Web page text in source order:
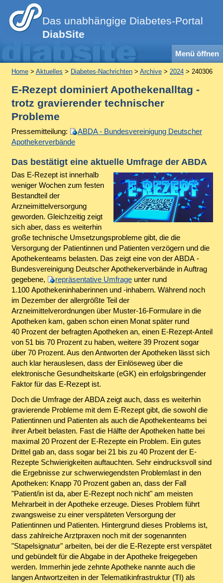
Das unabhängige Diabetes-Portal
DiabSite
Menü öffnen
Home> Aktuelles > Diabetes-Nachrichten> Archive> 2024> 240306
E-Rezept dominiert Apothekenalltag -
trotz gravierender technischer
Probleme
Pressemitteilung:
ABDA - Bundesvereinigung Deutscher
Apothekerverbände
Das bestätigt eine aktuelle Umfrage der ABDA
Das E-Rezept ist innerhalb
weniger Wochen zum festen
Bestandteil der
Arzneimittelversorgung
geworden. Gleichzeitig zeigt
sich aber, dass es weiterhin
große technische Umsetzungsprobleme gibt, die die
Versorgung der Patientinnen und Patienten verzögern und die
Apothekenteams belasten. Das zeigt eine von der ABDA -
Bundesvereinigung Deutscher Apothekerverbände in Auftrag
gegebene,
repräsentative Umfrageunter rund
1.100 Apothekeninhaberinnen und -inhabern. Während noch
im Dezember der allergrößte Teil der
Arzneimittelverordnungen über Muster-16-Formulare in die
Apotheken kam, gaben schon einen Monat später rund
40 Prozent der befragten Apotheken an, einen E-Rezept-Anteil
von 51 bis 70 Prozent zu haben, weitere 39 Prozent sogar
über 70 Prozent. Aus den Antworten der Apotheken lässt sich
auch klar herauslesen, dass der Einlöseweg über die
elektronische Gesundheitskarte (eGK) ein erfolgsbringender
Faktor für das E-Rezept ist.
Doch die Umfrage der ABDA zeigt auch, dass es weiterhin
gravierende Probleme mit dem E-Rezept gibt, die sowohl die
Patientinnen und Patienten als auch die Apothekenteams bei
ihrer Arbeit belasten. Fast die Hälfte der Apotheken hatte bei
maximal 20 Prozent der E-Rezepte ein Problem. Ein gutes
Drittel gab an, dass sogar bei 21 bis zu 40 Prozent der E-
Rezepte Schwierigkeiten auftauchten. Sehr eindrucksvoll sind
die Ergebnisse zur schwerwiegendsten Problemlast in den
Apotheken: Knapp 70 Prozent gaben an, dass der Fall
"Patient/in ist da, aber E-Rezept noch nicht" am meisten
Mehrarbeit in der Apotheke erzeuge. Dieses Problem führt
zwangsweise zu einer verspäteten Versorgung der
Patientinnen und Patienten. Hintergrund dieses Problems ist,
dass zahlreiche Arztpraxen noch mit der sogenannten
"Stapelsignatur" arbeiten, bei der die E-Rezepte erst verspätet
und gebündelt für die Abgabe in der Apotheke freigegeben
werden. Immerhin jede zehnte Apotheke nannte auch die
langen Antwortzeiten in der Telematikinfrastruktur (TI) als